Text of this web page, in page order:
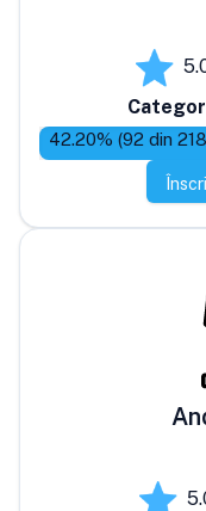
42.20% (92 din 218